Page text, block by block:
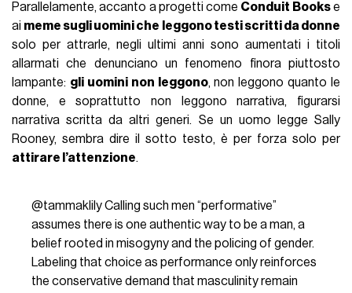
Parallelamente, accanto a progetti come Conduit Bookse
ai meme sugli uomini che leggono testi scritti da donne
solo per attrarle, negli ultimi anni sono aumentati i titoli
allarmati che denunciano un fenomeno finora piuttosto
lampante: gli uomini non leggono, non leggono quanto le
donne, e soprattutto non leggono narrativa, figurarsi
narrativa scritta da altri generi. Se un uomo legge Sally
Rooney, sembra dire il sotto testo, è per forza solo per
attirare l’attenzione.
@tammaklilyCalling such men “performative”
assumes there is one authentic way to be a man, a
belief rooted in misogyny and the policing of gender.
Labeling that choice as performance only reinforces
the conservative demand that masculinity remain